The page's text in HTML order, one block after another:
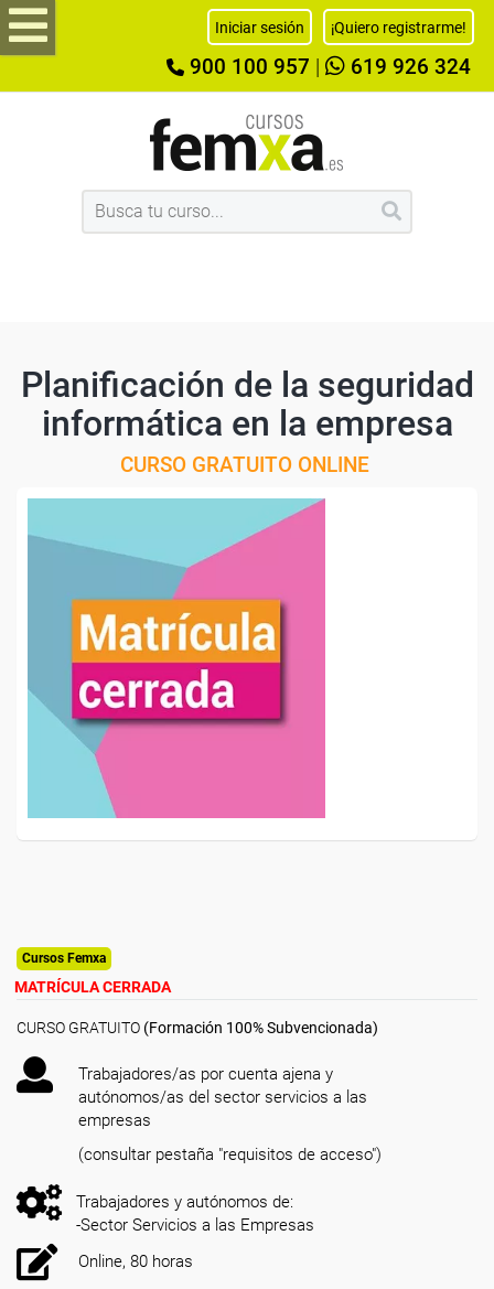
Iniciar sesión ¡Quiero registrarme!
900 100 957 619 926 324
Planificación de la seguridad
informática en la empresa
CURSO GRATUITO ONLINE
Cursos Femxa
MATRÍCULA CERRADA
CURSO GRATUITO (Formación 100% Subvencionada)
Trabajadores/as por cuenta ajena y
autónomos/as del sector servicios a las
empresas
(consultar pestaña "requisitos de acceso")
Trabajadores y autónomos de:
-Sector Servicios a las Empresas
Online, 80 horas